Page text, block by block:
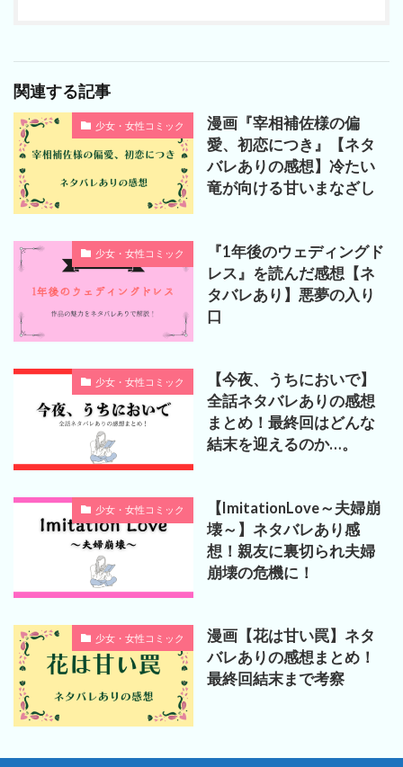
関連する記事
少女・女性コミック
漫画『宰相補佐様の偏
愛、初恋につき』【ネタ
バレありの感想】冷たい
竜が向ける甘いまなざし
少女・女性コミック
『1年後のウェディングド
レス』を読んだ感想【ネ
タバレあり】悪夢の入り
口
少女・女性コミック
【今夜、うちにおいで】
全話ネタバレありの感想
まとめ！最終回はどんな
結末を迎えるのか…。
少女・女性コミック
【ImitationLove～夫婦崩
壊～】ネタバレあり感
想！親友に裏切られ夫婦
崩壊の危機に！
少女・女性コミック
漫画【花は甘い罠】ネタ
バレありの感想まとめ！
最終回結末まで考察